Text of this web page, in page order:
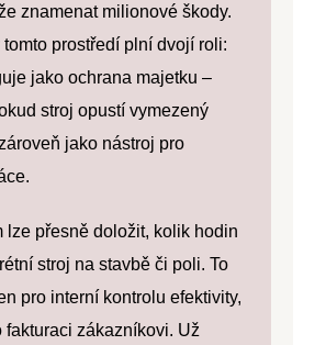
znamenat milionové škody.
prostředí plní dvojí roli:
jako ochrana majetku –
stroj opustí vymezený
jako nástroj pro
.
lze přesně doložit, kolik hodin
stroj na stavbě či poli. To
pro interní kontrolu efektivity,
fakturaci zákazníkovi. Už